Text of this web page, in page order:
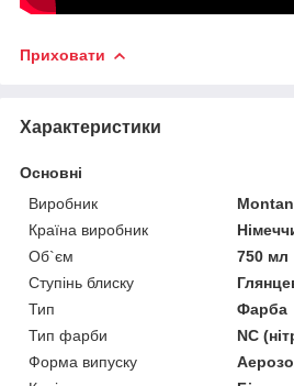
Приховати
Характеристики
Основні
Виробник
Країна виробник
Об`єм
750 мл
Ступінь блиску
Тип
Фарба
Тип фарби
NC
Форма випуску